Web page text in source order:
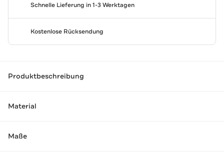
Schnelle Lieferung in 1-3 Werktagen
Kostenlose Rücksendung
Produktbeschreibung
Material
Maße